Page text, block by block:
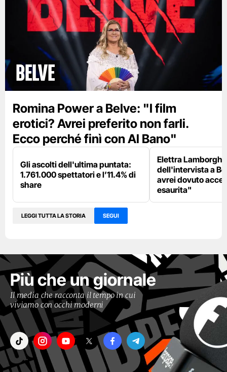
BELVE
Romina Power a Belve: "I film
erotici? Avrei preferito non farli.
Ecco perché finì con Al Bano"
Gli ascolti dell'ultima puntata:
1.761.000 spettatori e l’11.4% di
share
Elettra
dell'intervista a
avrei dovuto
esaurita"
LEGGI TUTTA LA STORIA SEGUI
Più che un giornale
Il media che racconta il tempo in cui
viviamo con occhi moderni